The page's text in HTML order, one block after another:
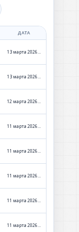
ДАТА
13 марта 2026 г. 23:26
13 марта 2026 г. 1:24
12 марта 2026 г. 23:21
11 марта 2026 г. 20:40
11 марта 2026 г. 20:39
11 марта 2026 г. 19:51
11 марта 2026 г. 13:56
11 марта 2026 г. 13:20